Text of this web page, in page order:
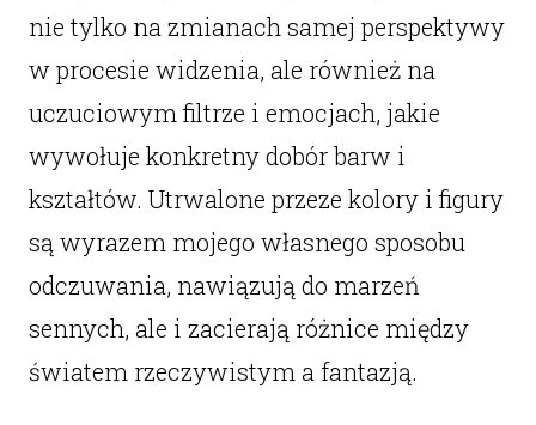
nie tylko na zmianach samej perspektywy
w procesie widzenia, ale również na
uczuciowym filtrze i emocjach, jakie
wywołuje konkretny dobór barw i
kształtów. Utrwalone przeze kolory i figury
są wyrazem mojego własnego sposobu
odczuwania, nawiązują do marzeń
sennych, ale i zacierają różnice między
światem rzeczywistym a fantazją.